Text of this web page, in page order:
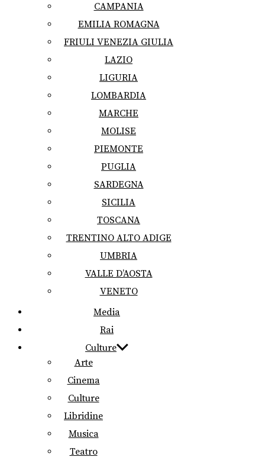
CAMPANIA
EMILIA ROMAGNA
FRIULI VENEZIA GIULIA
LAZIO
LIGURIA
LOMBARDIA
MARCHE
MOLISE
PIEMONTE
PUGLIA
SARDEGNA
SICILIA
TOSCANA
TRENTINO ALTO ADIGE
UMBRIA
VALLE D’AOSTA
VENETO
Media
Rai
Culture
Arte
Cinema
Culture
Libridine
Musica
Teatro